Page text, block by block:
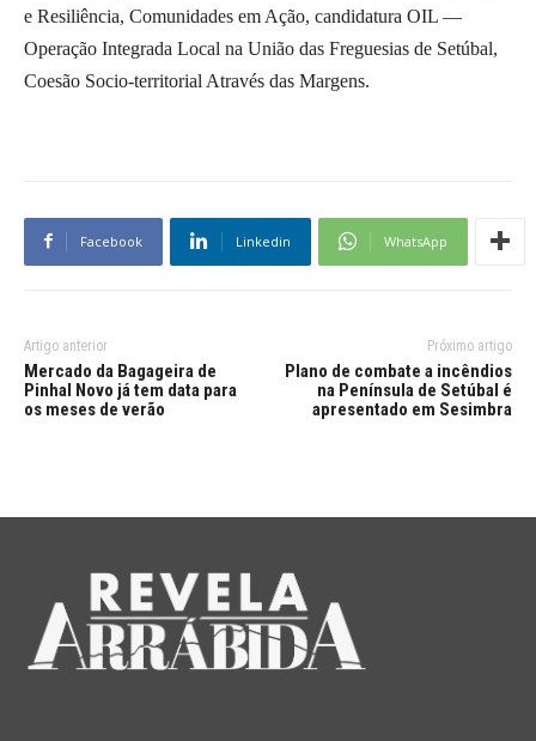
e Resiliência, Comunidades em Ação, candidatura OIL —
Operação Integrada Local na União das Freguesias de Setúbal,
Coesão Socio-territorial Através das Margens.
Facebook Linkedin WhatsApp
Artigo anterior
Mercado da Bagageira de
Pinhal Novo já tem data para
os meses de verão
Próximo artigo
Plano de combate a incêndios
na Península de Setúbal é
apresentado em Sesimbra